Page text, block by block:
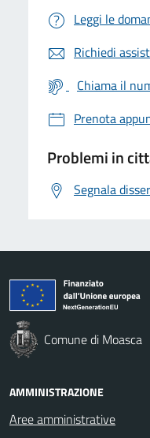
Leggi le
Richiedi
Chiama il
Prenota
Problemi in
Segnala
Comune di Moasca
AMMINISTRAZIONE
Aree amministrative